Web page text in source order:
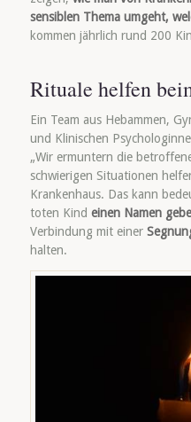
sensiblen Thema umgeht,
kommen jährlich rund 200
Rituale helfen
Ein Team aus Hebammen,
und Klinischen
„Wir ermuntern die
schwierigen Situationen
Krankenhaus. Das kann
toten Kind einen Namen
Verbindung mit einer
halten.